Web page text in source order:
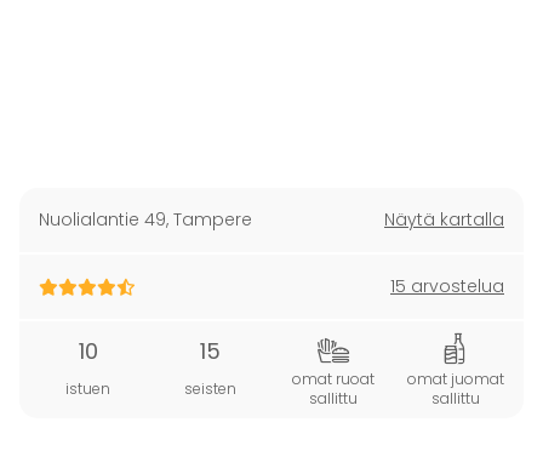
Nuolialantie 49, Tampere Näytä kartalla
15 arvostelua
10
istuen
15
seisten
omat ruoat
sallittu
omat juomat
sallittu